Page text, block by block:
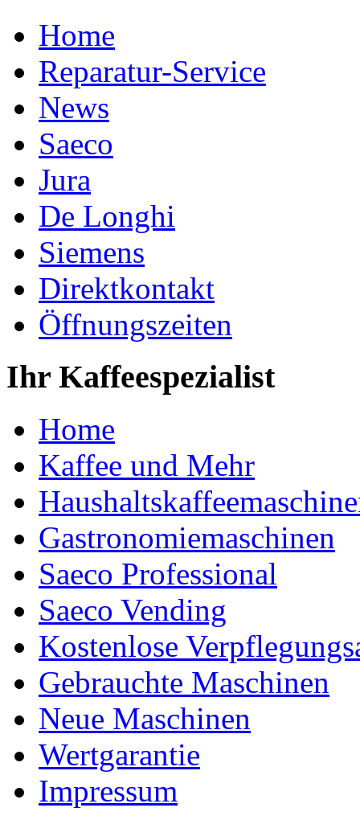
Home
Reparatur-Service
News
Saeco
Jura
De Longhi
Siemens
Direktkontakt
Öffnungszeiten
Ihr Kaffeespezialist
Home
Kaffee und Mehr
Gastronomiemaschinen
Saeco Professional
Saeco Vending
Kostenlose
Gebrauchte Maschinen
Neue Maschinen
Wertgarantie
Impressum